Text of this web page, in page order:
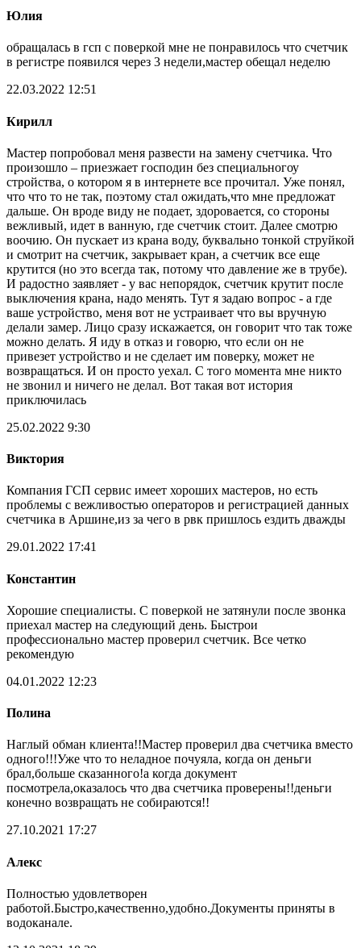
Юлия
обращалась в гсп с поверкой мне не понравилось что счетчик
в регистре появился через 3 недели,мастер обещал неделю
22.03.2022 12:51
Кирилл
Мастер попробовал меня развести на замену счетчика. Что
произошло – приезжает господин без специальногоу
стройства, о котором я в интернете все прочитал. Уже понял,
что что то не так, поэтому стал ожидать,что мне предложат
дальше. Он вроде виду не подает, здоровается, со стороны
вежливый, идет в ванную, где счетчик стоит. Далее смотрю
воочию. Он пускает из крана воду, буквально тонкой струйкой
и смотрит на счетчик, закрывает кран, а счетчик все еще
крутится (но это всегда так, потому что давление же в трубе).
И радостно заявляет - у вас непорядок, счетчик крутит после
выключения крана, надо менять. Тут я задаю вопрос - а где
ваше устройство, меня вот не устраивает что вы вручную
делали замер. Лицо сразу искажается, он говорит что так тоже
можно делать. Я иду в отказ и говорю, что если он не
привезет устройство и не сделает им поверку, может не
возвращаться. И он просто уехал. С того момента мне никто
не звонил и ничего не делал. Вот такая вот история
приключилась
25.02.2022 9:30
Виктория
Компания ГСП сервис имеет хороших мастеров, но есть
проблемы с вежливостью операторов и регистрацией данных
счетчика в Аршине,из за чего в рвк пришлось ездить дважды
29.01.2022 17:41
Константин
Хорошие специалисты. С поверкой не затянули после звонка
приехал мастер на следующий день. Быстрои
профессионально мастер проверил счетчик. Все четко
рекомендую
04.01.2022 12:23
Полина
Наглый обман клиента!!Мастер проверил два счетчика вместо
одного!!!Уже что то неладное почуяла, когда он деньги
брал,больше сказанного!а когда документ
посмотрела,оказалось что два счетчика проверены!!деньги
конечно возвращать не собираются!!
27.10.2021 17:27
Алекс
Полностью удовлетворен
работой.Быстро,качественно,удобно.Документы приняты в
водоканале.